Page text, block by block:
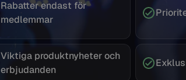
Rabatter endast för
medlemmar
Viktiga produktnyheter och
erbjudanden